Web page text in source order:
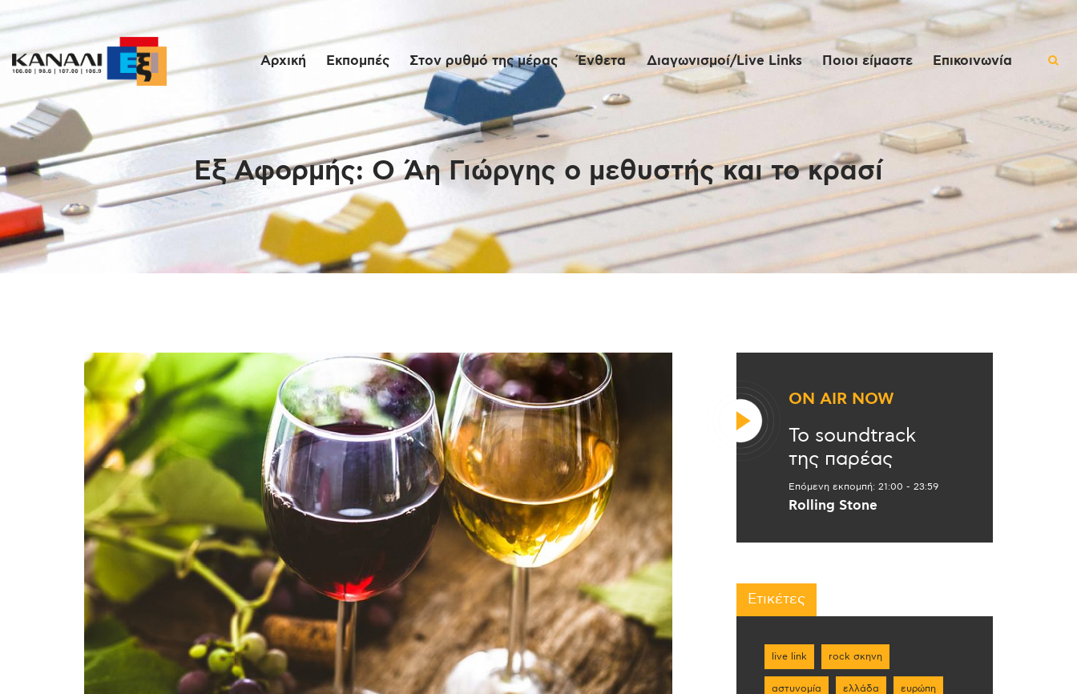
Αρχική Εκπομπές Στον ρυθμό της μέρας Ένθετα Διαγωνισμοί/Live Links Ποιοι είμαστε Επικοινωνία
Εξ Αφορμής: Ο Άη Γιώργης ο μεθυστής και το κρασί
Αρχική
Εκπομπές
Στον ρυθμό της
μέρας
Ένθετα
Διαγωνισμοί/Live
Επικοινωνία
ON AIR NOW
Το soundtrack
της παρέας
Επόμενη εκπομπή: 21:00 - 23:59
Rolling Stone
Ετικέτες
live link rock σκηνη
αστυνομία ελλάδα ευρώπη